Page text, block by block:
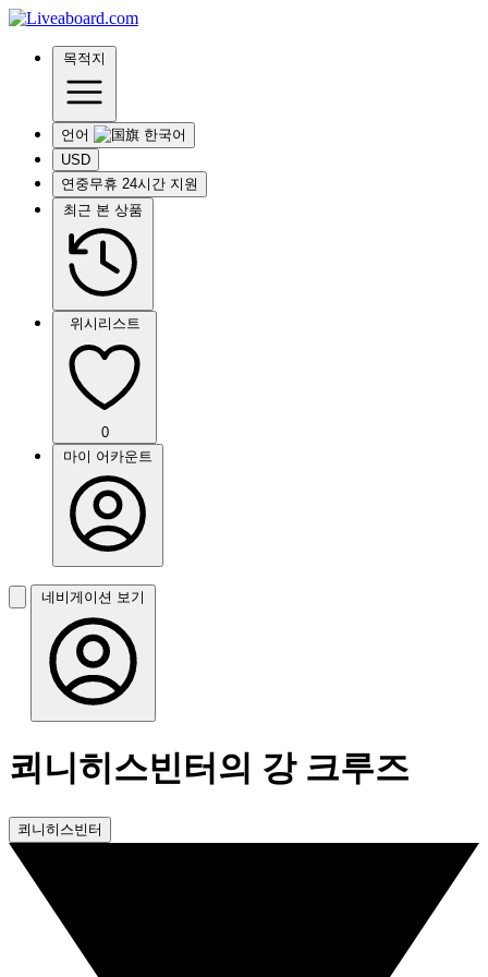
목적지
언어
USD
연중무휴 24시간 지원
최근 본 상품
위시리스트
0
마이 어카운트
네비게이션 보기
쾨니히스빈터의 강 크루즈
쾨니히스빈터